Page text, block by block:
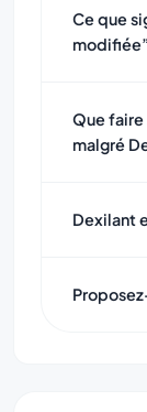
Ce que
modifiée”
Que faire
malgré
Dexilant